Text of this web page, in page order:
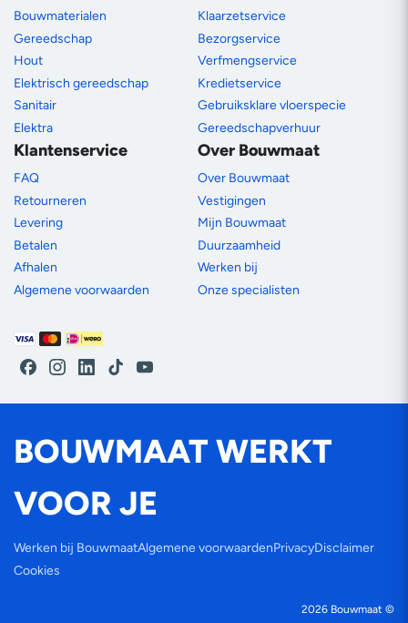
Bouwmaterialen
Gereedschap
Hout
Elektrisch gereedschap
Sanitair
Elektra
Klaarzetservice
Bezorgservice
Verfmengservice
Kredietservice
Gebruiksklare vloerspecie
Gereedschapverhuur
Klantenservice
FAQ
Retourneren
Levering
Betalen
Afhalen
Algemene voorwaarden
Over Bouwmaat
Over Bouwmaat
Vestigingen
Mijn Bouwmaat
Duurzaamheid
Werken bij
Onze specialisten
Betaalmethoden
FacebookInstagram
LinkedInTikTokYouTube
BOUWMAAT WERKT
VOOR JE
Werken bij BouwmaatAlgemene voorwaardenPrivacyDisclaimer
Cookies
2026 Bouwmaat ©